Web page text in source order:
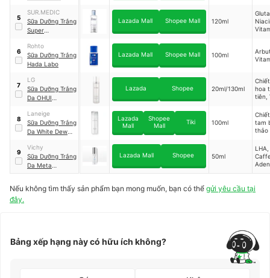
Milk
5
SUR.MEDIC
Sữa Dưỡng Trắng
Super
Bright Emulsion
Lazada Mall Shopee Mall 120ml
v.v.
6
Rohto
Sữa Dưỡng Trắng
Hada Labo
Lazada Mall Shopee Mall 100ml
7
LG
Sữa Dưỡng Trắng
Da OHUI
Emulsion
Lazada Shopee 20ml/130ml
hoa
tiên,
8
Laneige
Sữa Dưỡng Trắng
Da White Dew
Lazada
Mall
Shopee
Mall
Tiki 100ml
tam
thảo
9
Vichy
Sữa Dưỡng Trắng
Da Meta
Whitening
Lazada Mall Shopee 50ml
LHA,
Nếu không tìm thấy sản phẩm bạn mong muốn, bạn có thể gửi yêu cầu tại
đây.
Bảng xếp hạng này có hữu ích không?